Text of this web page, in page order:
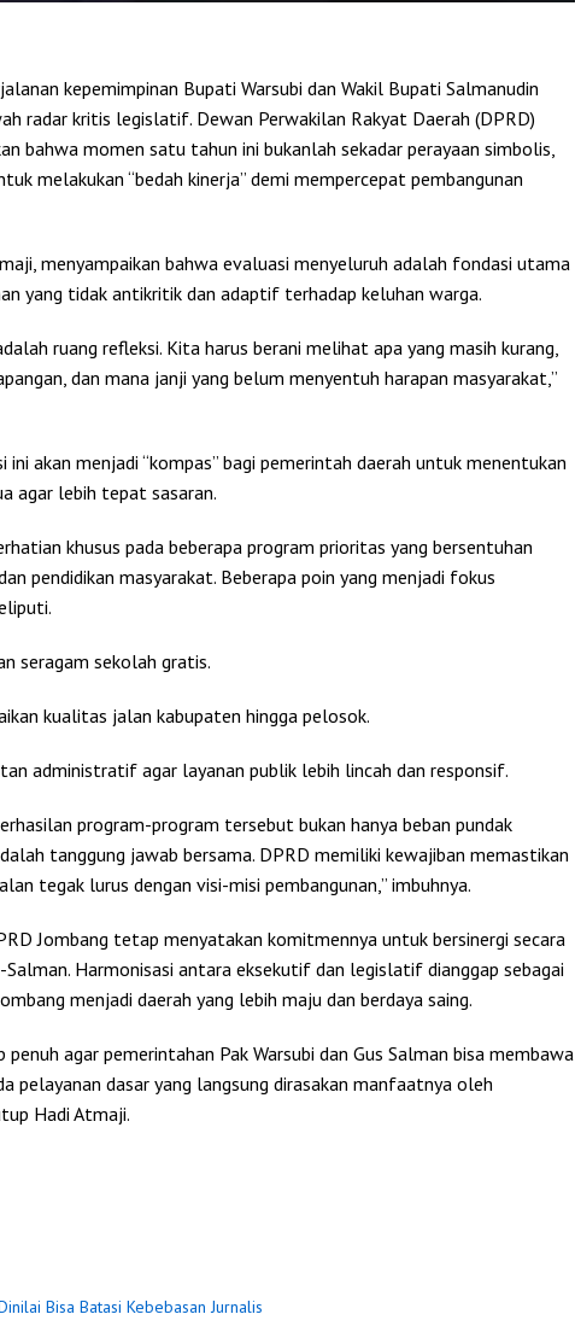
kepemimpinan Bupati Warsubi dan Wakil Bupati Salmanudin
radar kritis legislatif. Dewan Perwakilan Rakyat Daerah (DPRD)
bahwa momen satu tahun ini bukanlah sekadar perayaan simbolis,
melakukan “bedah kinerja” demi mempercepat pembangunan
menyampaikan bahwa evaluasi menyeluruh adalah fondasi utama
yang tidak antikritik dan adaptif terhadap keluhan warga.
ruang refleksi. Kita harus berani melihat apa yang masih kurang,
dan mana janji yang belum menyentuh harapan masyarakat,”
akan menjadi “kompas” bagi pemerintah daerah untuk menentukan
agar lebih tepat sasaran.
khusus pada beberapa program prioritas yang bersentuhan
pendidikan masyarakat. Beberapa poin yang menjadi fokus
seragam sekolah gratis.
kualitas jalan kabupaten hingga pelosok.
administratif agar layanan publik lebih lincah dan responsif.
program-program tersebut bukan hanya beban pundak
tanggung jawab bersama. DPRD memiliki kewajiban memastikan
tegak lurus dengan visi-misi pembangunan,” imbuhnya.
Jombang tetap menyatakan komitmennya untuk bersinergi secara
Salman. Harmonisasi antara eksekutif dan legislatif dianggap sebagai
menjadi daerah yang lebih maju dan berdaya saing.
penuh agar pemerintahan Pak Warsubi dan Gus Salman bisa membawa
pelayanan dasar yang langsung dirasakan manfaatnya oleh
Hadi Atmaji.
Bisa Batasi Kebebasan Jurnalis